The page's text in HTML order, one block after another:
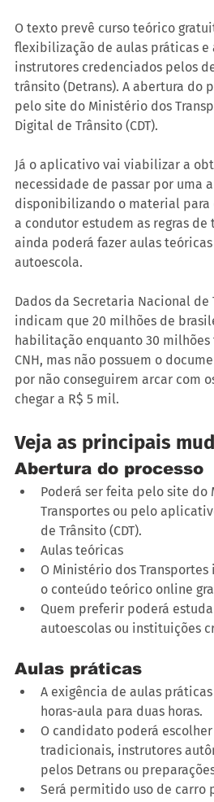
O texto prevê curso teórico
flexibilização de aulas práticas e
instrutores credenciados pelos
trânsito (Detrans). A abertura do
pelo site do Ministério dos
Digital de Trânsito (CDT).
Já o aplicativo vai viabilizar a
necessidade de passar por uma
disponibilizando o material para
a condutor estudem as regras de
ainda poderá fazer aulas
autoescola.
Dados da Secretaria Nacional de
indicam que 20 milhões de
habilitação enquanto 30
CNH, mas não possuem o
por não conseguirem arcar com
chegar a R$ 5 mil.
Veja as principais
Abertura do processo
Poderá ser feita pelo site do
Transportes ou pelo
de Trânsito (CDT).
Aulas teóricas
O Ministério dos
o conteúdo teórico online
Quem preferir poderá
autoescolas ou instituições
Aulas práticas
A exigência de aulas
horas-aula para duas horas.
O candidato poderá
tradicionais, instrutores
pelos Detrans ou
Será permitido uso de carro